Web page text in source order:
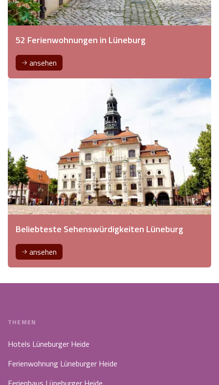
52 Ferienwohnungen in Lüneburg
ansehen
Beliebteste Sehenswürdigkeiten Lüneburg
ansehen
THEMEN
Hotels Lüneburger Heide
Ferienwohnung Lüneburger Heide